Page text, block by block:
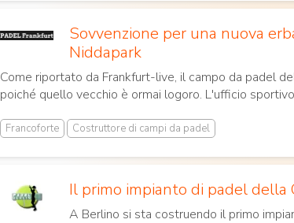
Sovvenzione per una nuova
Niddapark
Come riportato da Frankfurt-live, il campo da padel
poiché quello vecchio è ormai logoro. L'ufficio
Francoforte Costruttore di campi da padel
Il primo impianto di padel
A Berlino si sta costruendo il primo